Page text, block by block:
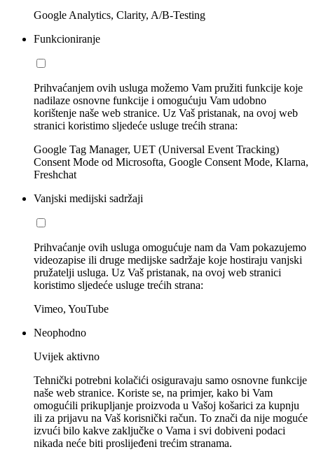
Google Analytics, Clarity, A/B-Testing
Funkcioniranje
Prihvaćanjem ovih usluga možemo Vam pružiti funkcije koje
nadilaze osnovne funkcije i omogućuju Vam udobno
korištenje naše web stranice. Uz Vaš pristanak, na ovoj web
stranici koristimo sljedeće usluge trećih strana:
Google Tag Manager, UET (Universal Event Tracking)
Consent Mode od Microsofta, Google Consent Mode, Klarna,
Freshchat
Vanjski medijski sadržaji
Prihvaćanje ovih usluga omogućuje nam da Vam pokazujemo
videozapise ili druge medijske sadržaje koje hostiraju vanjski
pružatelji usluga. Uz Vaš pristanak, na ovoj web stranici
koristimo sljedeće usluge trećih strana:
Vimeo, YouTube
Neophodno
Uvijek aktivno
Tehnički potrebni kolačići osiguravaju samo osnovne funkcije
naše web stranice. Koriste se, na primjer, kako bi Vam
omogućili prikupljanje proizvoda u Vašoj košarici za kupnju
ili za prijavu na Vaš korisnički račun. To znači da nije moguće
izvući bilo kakve zaključke o Vama i svi dobiveni podaci
nikada neće biti proslijeđeni trećim stranama.